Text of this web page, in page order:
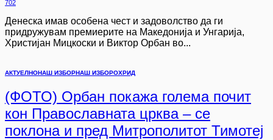
702
Денеска имав особена чест и задоволство да ги
придружувам премиерите на Македонија и Унгарија,
Христијан Мицкоски и Виктор Орбан во...
АКТУЕЛНОНАШ ИЗБОРНАШ ИЗБОРОХРИД
(ФОТО) Орбан покажа голема почит
кон Православната црква – се
поклона и пред Митрополитот Тимотеј